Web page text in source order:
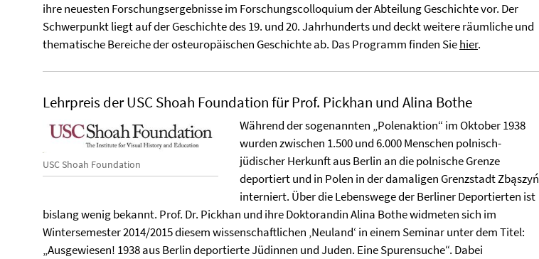
ihre neuesten Forschungsergebnisse im Forschungscolloquium der Abteilung Geschichte vor. Der
Schwerpunkt liegt auf der Geschichte des 19. und 20. Jahrhunderts und deckt weitere räumliche und
thematische Bereiche der osteuropäischen Geschichte ab. Das Programm finden Siehier.
Lehrpreis der USC Shoah Foundation für Prof. Pickhan und Alina Bothe
USC Shoah Foundation
Während der sogenannten „Polenaktion“ im Oktober 1938
wurden zwischen 1.500 und 6.000 Menschen polnisch-
jüdischer Herkunft aus Berlin an die polnische Grenze
deportiert und in Polen in der damaligen Grenzstadt Zbąszyń
interniert. Über die Lebenswege der Berliner Deportierten ist
bislang wenig bekannt. Prof. Dr. Pickhan und ihre Doktorandin Alina Bothe widmeten sich im
Wintersemester 2014/2015 diesem wissenschaftlichen ‚Neuland‘ in einem Seminar unter dem Titel:
„Ausgewiesen! 1938 aus Berlin deportierte Jüdinnen und Juden. Eine Spurensuche“. Dabei